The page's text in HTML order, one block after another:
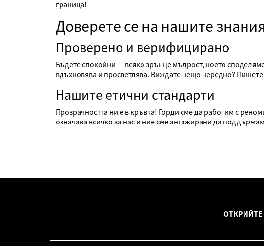
граница!
Доверете се на нашите знания
Проверено и верифицирано
Бъдете спокойни — всяко зрънце мъдрост, което
вдъхновява и просветлява. Виждате нещо нередно?
Нашите етични стандарти
Прозрачността ни е в кръвта! Горди сме да работим с
означава всичко за нас и ние сме ангажирани да